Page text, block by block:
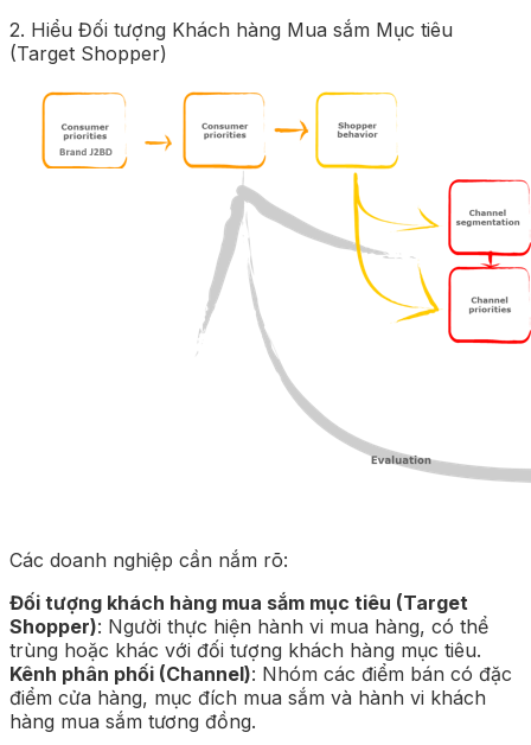
2. Hiểu Đối tượng Khách hàng Mua sắm Mục tiêu
(Target Shopper)
Các doanh nghiệp cần nắm rõ:
Đối tượng khách hàng mua sắm mục tiêu (Target
Shopper): Người thực hiện hành vi mua hàng, có thể
trùng hoặc khác với đối tượng khách hàng mục tiêu.
Kênh phân phối (Channel): Nhóm các điểm bán có đặc
điểm cửa hàng, mục đích mua sắm và hành vi khách
hàng mua sắm tương đồng.